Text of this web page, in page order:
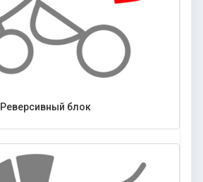
Реверсивный блок